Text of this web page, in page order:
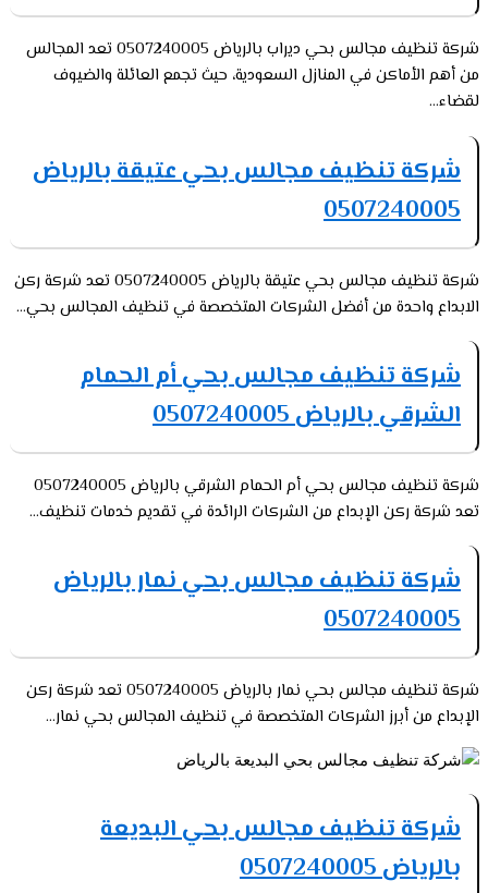
شركة تنظيف مجالس بحي ديراب بالرياض 0507240005 تعد المجالس
من أهم الأماكن في المنازل السعودية، حيث تجمع العائلة والضيوف
لقضاء...
شركة تنظيف مجالس بحي عتيقة بالرياض
0507240005
شركة تنظيف مجالس بحي عتيقة بالرياض 0507240005 تعد شركة ركن
الابداع واحدة من أفضل الشركات المتخصصة في تنظيف المجالس بحي...
شركة تنظيف مجالس بحي أم الحمام
الشرقي بالرياض 0507240005
شركة تنظيف مجالس بحي أم الحمام الشرقي بالرياض 0507240005
تعد شركة ركن الإبداع من الشركات الرائدة في تقديم خدمات تنظيف...
شركة تنظيف مجالس بحي نمار بالرياض
0507240005
شركة تنظيف مجالس بحي نمار بالرياض 0507240005 تعد شركة ركن
الإبداع من أبرز الشركات المتخصصة في تنظيف المجالس بحي نمار...
شركة تنظيف مجالس بحي البديعة
بالرياض 0507240005